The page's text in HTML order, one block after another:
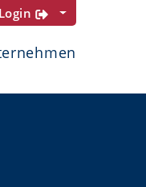
Login